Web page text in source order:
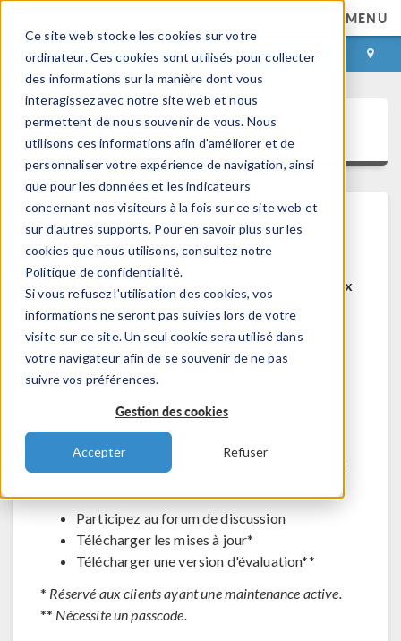
Ce site web stocke les cookies sur votre
ordinateur. Ces cookies sont utilisés pour collecter
des informations sur la manière dont vous
interagissez avec notre site web et nous
permettent de nous souvenir de vous. Nous
utilisons ces informations afin d'améliorer et de
personnaliser votre expérience de navigation, ainsi
que pour les données et les indicateurs
concernant nos visiteurs à la fois sur ce site web et
sur d'autres supports. Pour en savoir plus sur les
cookies que nous utilisons, consultez notre
Politique de confidentialité.
Si vous refusez l'utilisation des cookies, vos
informations ne seront pas suivies lors de votre
visite sur ce site. Un seul cookie sera utilisé dans
votre navigateur afin de se souvenir de ne pas
suivre vos préférences.
Gestion des cookies
Accepter Refuser
MENU
CONNEXION CONTACT
COMSOL Access
Bienvenue sur COMSOL Access
COMSOL Access est un service disponible aux
utilisateurs et contacts.
Bénéfices:
Modifier les informations de contact et de
Contacter le support technique
Voir les inscriptions aux évènements à venir
Accéder à COMSOL Exchange - partage de
Participez au forum de discussion
Télécharger les mises à jour*
Télécharger une version d'évaluation**
* Réservé aux clients ayant une maintenance active.
** Nécessite un passcode.